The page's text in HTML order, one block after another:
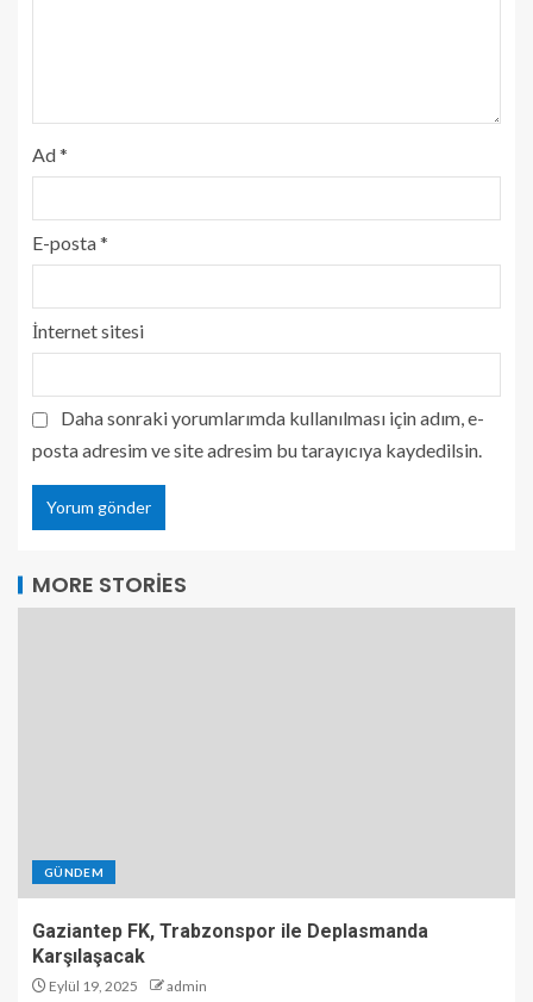
Ad*
E-posta*
İnternet sitesi
Daha sonraki yorumlarımda kullanılması için adım, e-
posta adresim ve site adresim bu tarayıcıya kaydedilsin.
MORE STORIES
GÜNDEM
Gaziantep FK, Trabzonspor ile Deplasmanda
Karşılaşacak
Eylül 19, 2025 admin